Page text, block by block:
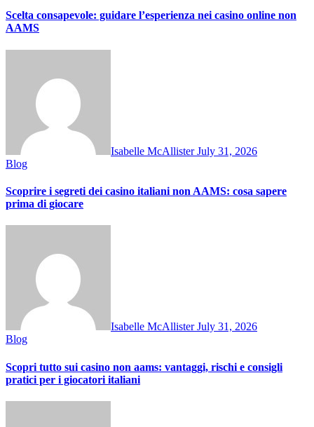
Scelta consapevole: guidare l’esperienza nei casino online non
AAMS
Isabelle McAllisterJuly 31, 2026
Blog
Scoprire i segreti dei casino italiani non AAMS: cosa sapere
prima di giocare
Isabelle McAllisterJuly 31, 2026
Blog
Scopri tutto sui casino non aams: vantaggi, rischi e consigli
pratici per i giocatori italiani